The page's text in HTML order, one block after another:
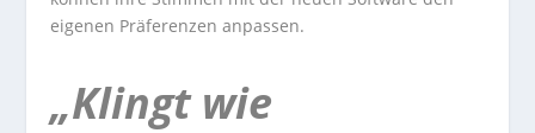
eigenen Präferenzen anpassen.
„Klingt wie